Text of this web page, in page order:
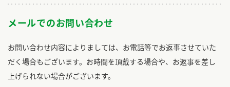
メールでのお問い合わせ
お問い合わせ内容によりましては、お電話等でお返事させていた
だく場合もございます。お時間を頂戴する場合や、お返事を差し
上げられない場合がございます。